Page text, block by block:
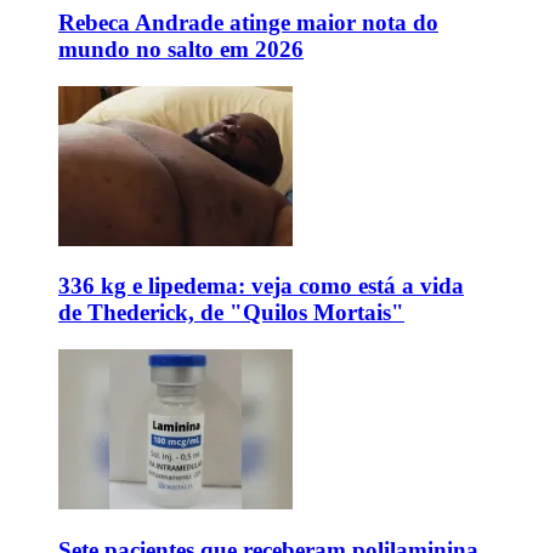
Rebeca Andrade atinge maior nota do
mundo no salto em 2026
336 kg e lipedema: veja como está a vida
de Thederick, de "Quilos Mortais"